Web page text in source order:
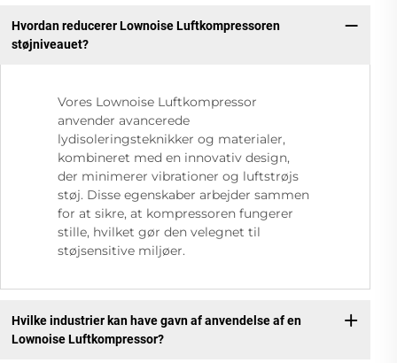
Hvordan reducerer Lownoise Luftkompressoren
støjniveauet?
Vores Lownoise Luftkompressor
anvender avancerede
lydisoleringsteknikker og materialer,
kombineret med en innovativ design,
der minimerer vibrationer og luftstrøjs
støj. Disse egenskaber arbejder sammen
for at sikre, at kompressoren fungerer
stille, hvilket gør den velegnet til
støjsensitive miljøer.
Hvilke industrier kan have gavn af anvendelse af en
Lownoise Luftkompressor?